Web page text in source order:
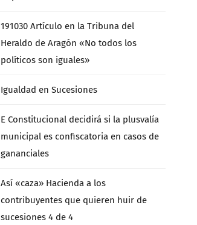
191030 Artículo en la Tribuna del
Heraldo de Aragón «No todos los
políticos son iguales»
Igualdad en Sucesiones
E Constitucional decidirá si la plusvalía
municipal es confiscatoria en casos de
gananciales
Así «caza» Hacienda a los
contribuyentes que quieren huir de
sucesiones 4 de 4